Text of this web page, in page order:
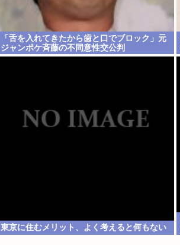
「舌を入れてきたから歯と口でブロック」元
ジャンポケ斉藤の不同意性交公判
東京に住むメリット、よく考えると何もない